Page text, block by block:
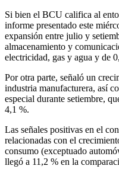
Si bien el BCU califica al
informe presentado este
expansión entre julio y
almacenamiento y
electricidad, gas y agua y de
Por otra parte, señaló un
industria manufacturera, así
especial durante setiembre,
4,1 %.
Las señales positivas en el
relacionadas con el
consumo (exceptuado
llegó a 11,2 % en la